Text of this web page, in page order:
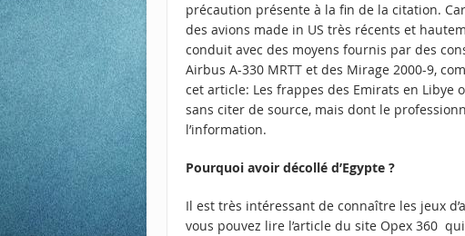
précaution présente à la fin de la citation.
des avions made in US très récents et
conduit avec des moyens fournis par des
Airbus A-330 MRTT et des Mirage 2000-9,
cet article: Les frappes des Emirats en Libye
sans citer de source, mais dont le
l’information.
Pourquoi avoir décollé d’Egypte ?
Il est très intéressant de connaître les jeux
vous pouvez lire l’article du site Opex 360